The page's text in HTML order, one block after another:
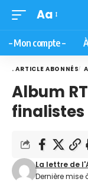
Aa
– Mon compte –
. ARTICLE ABONNÉS
Album
finalistes
Dernière mise
La lettre de